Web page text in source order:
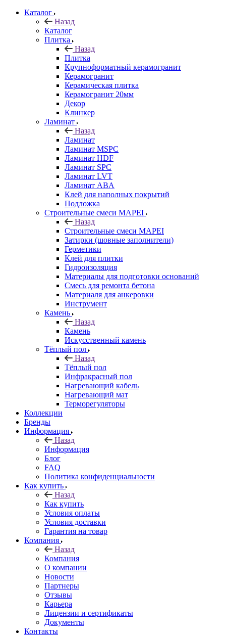
Каталог
Назад
Каталог
Плитка
Назад
Плитка
Крупноформатный керамогранит
Керамогранит
Керамическая плитка
Керамогранит 20мм
Декор
Клинкер
Ламинат
Назад
Ламинат
Ламинат MSPC
Ламинат HDF
Ламинат SPC
Ламинат LVT
Ламинат ABA
Клей для наполных покрытий
Подложка
Строительные смеси MAPEI
Назад
Строительные смеси MAPEI
Затирки (шовные заполнители)
Герметики
Клей для плитки
Гидроизоляция
Материалы для подготовки оснований
Смесь для ремонта бетона
Материаля для анкеровки
Инструмент
Камень
Назад
Камень
Искусственный камень
Тёплый пол
Назад
Тёплый пол
Инфракрасный пол
Нагревающий кабель
Нагревающий мат
Терморегуляторы
Коллекции
Бренды
Информация
Назад
Информация
Блог
FAQ
Политика конфиденциальности
Как купить
Назад
Как купить
Условия оплаты
Условия доставки
Гарантия на товар
Компания
Назад
Компания
О компании
Новости
Партнеры
Отзывы
Карьера
Лицензии и сертификаты
Документы
Контакты